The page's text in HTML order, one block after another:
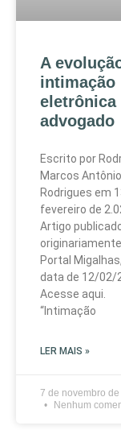
A
intimação
eletrônica
advogado
Escrito por
Marcos Antônio
Rodrigues em
fevereiro de
Artigo
Portal
data de 12/02/
Acesse aqui.
“Intimação
LER MAIS »
7 de novembro
Nenhum